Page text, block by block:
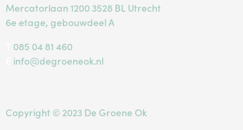
Mercatorlaan 1200 3528 BL Utrecht
6e etage, gebouwdeel A
085 04 81 460
info@degroeneok.nl
Copyright © 2023 De Groene Ok